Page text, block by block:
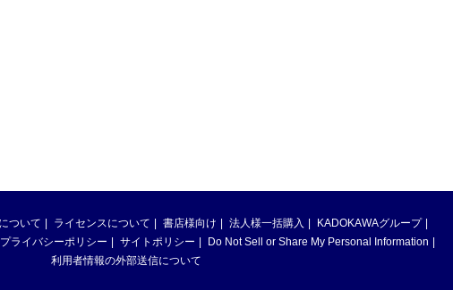
ついて ライセンスについて 書店様向け 法人様一括購入
KADOKAWAグループ
プライバシーポリシー サイトポリシー
Do Not Sell or Share My Personal Information
利用者情報の外部送信について